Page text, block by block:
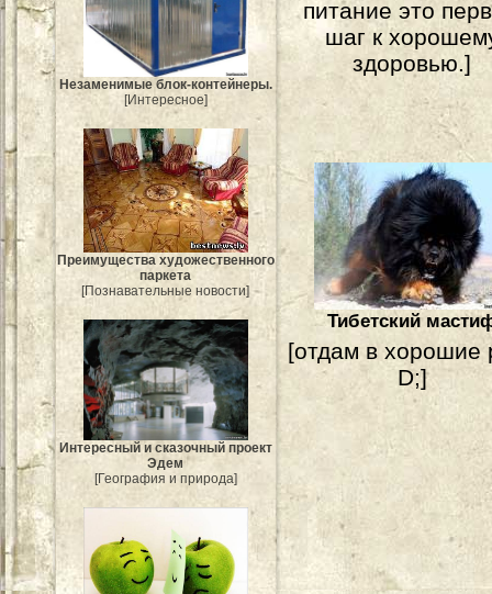
Незаменимые блок-контейнеры.
[Интересное]
Преимущества художественного
паркета
[Познавательные новости]
Интересный и сказочный проект
Эдем
[География и природа]
питание это
шаг к
здоровью.]
Тибетский
[отдам в хорошие
D;]